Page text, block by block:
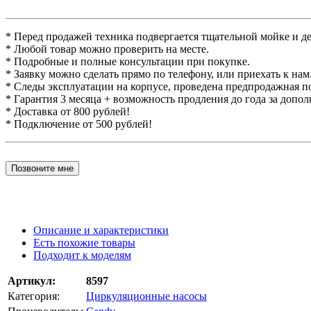
* Перед продажей техника подвергается тщательной мойке и
* Любой товар можно проверить на месте.
* Подробные и полные консультации при покупке.
* Заявку можно сделать прямо по телефону, или приехать к
* Следы эксплуатации на корпусе, проведена предпродажная
* Гарантия 3 месяца + возможность продления до года за
* Доставка от 800 рублей!
* Подключение от 500 рублей!
Позвоните мне
Описание и характеристики
Есть похожие товары
Подходит к моделям
Артикул:
8597
Категория:
Циркуляционные насосы